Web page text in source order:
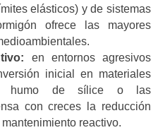
elásticos) y de sistemas
ofrece las mayores
en entornos agresivos
inicial en materiales
humo de sílice o las
con creces la reducción
reactivo.